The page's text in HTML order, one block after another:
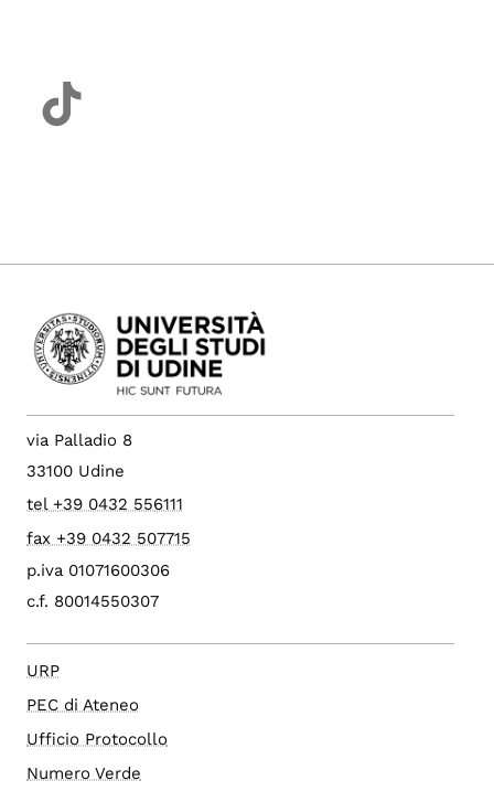
via Palladio 8
33100 Udine
tel +39 0432 556111
fax +39 0432 507715
p.iva 01071600306
c.f. 80014550307
URP
PEC di Ateneo
Ufficio Protocollo
Numero Verde